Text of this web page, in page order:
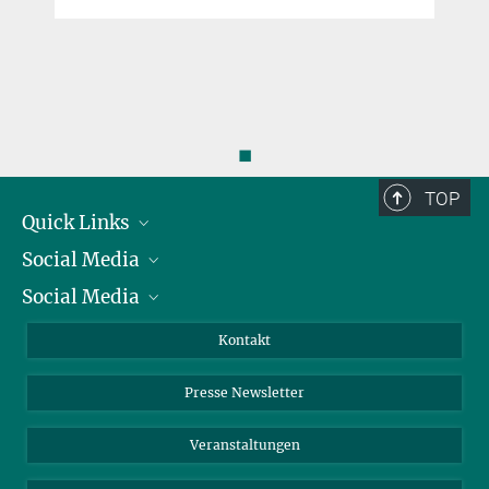
◼
TOP
Quick Links
Präsident
Zahlen und Fakten
Meldestelle Fehlverhalten
Social Media
Bluesky
Social Media
YouTube
Kontakt
Presse Newsletter
Veranstaltungen